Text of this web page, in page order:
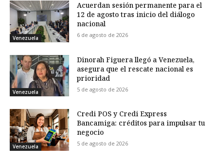
Venezuela
Acuerdan sesión permanente para el
12 de agosto tras inicio del diálogo
nacional
6 de agosto de 2026
Venezuela
Dinorah Figuera llegó a Venezuela,
asegura que el rescate nacional es
prioridad
5 de agosto de 2026
Venezuela
Credi POS y Credi Express
Bancamiga: créditos para impulsar tu
negocio
5 de agosto de 2026